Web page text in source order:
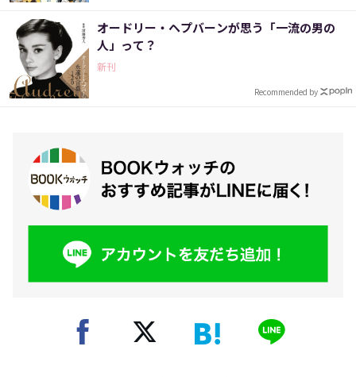
オードリー・ヘプバーンが思う「一流の男の
人」って？
新刊
Recommended by